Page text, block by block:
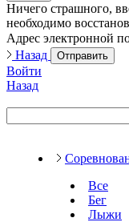
Ничего страшного,
необходимо
Адрес электронной
Назад
Отправить
Войти
Назад
Все
Бег
Лыжи